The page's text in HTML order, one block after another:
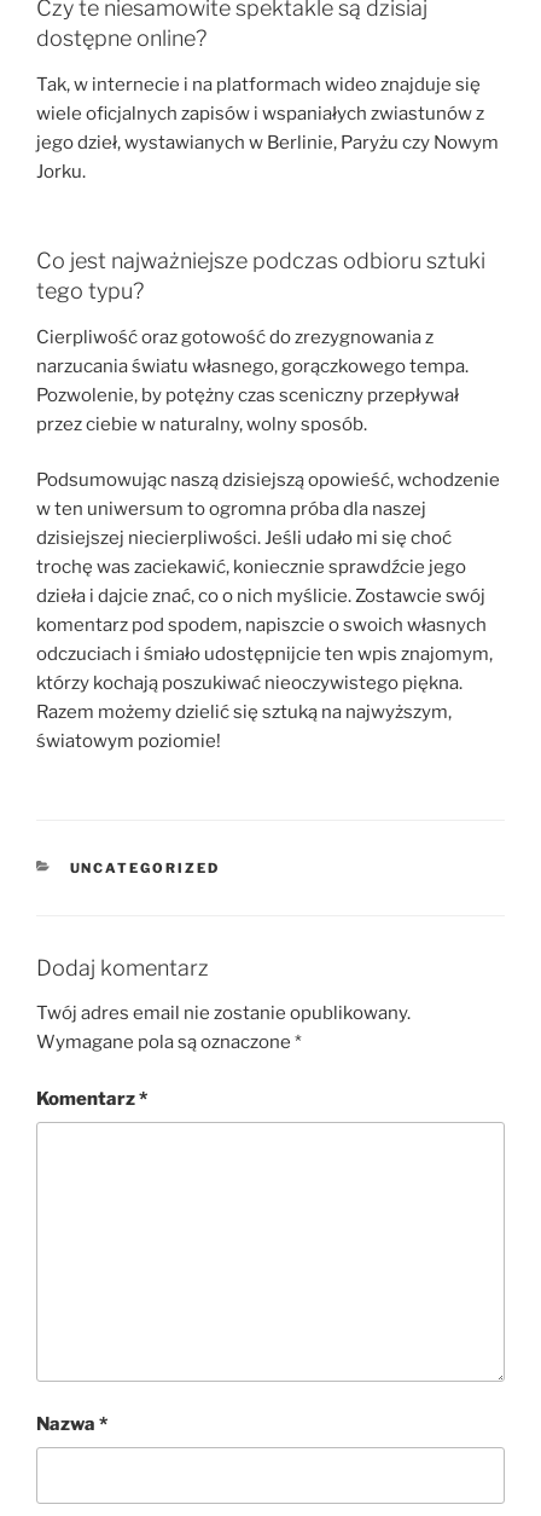
Czy te niesamowite spektakle są dzisiaj
dostępne online?
Tak, w internecie i na platformach wideo znajduje się
wiele oficjalnych zapisów i wspaniałych zwiastunów z
jego dzieł, wystawianych w Berlinie, Paryżu czy Nowym
Jorku.
Co jest najważniejsze podczas odbioru sztuki
tego typu?
Cierpliwość oraz gotowość do zrezygnowania z
narzucania światu własnego, gorączkowego tempa.
Pozwolenie, by potężny czas sceniczny przepływał
przez ciebie w naturalny, wolny sposób.
Podsumowując naszą dzisiejszą opowieść, wchodzenie
w ten uniwersum to ogromna próba dla naszej
dzisiejszej niecierpliwości. Jeśli udało mi się choć
trochę was zaciekawić, koniecznie sprawdźcie jego
dzieła i dajcie znać, co o nich myślicie. Zostawcie swój
komentarz pod spodem, napiszcie o swoich własnych
odczuciach i śmiało udostępnijcie ten wpis znajomym,
którzy kochają poszukiwać nieoczywistego piękna.
Razem możemy dzielić się sztuką na najwyższym,
światowym poziomie!
KATEGORIE
UNCATEGORIZED
Dodaj komentarz
Twój adres email nie zostanie opublikowany.
Wymagane pola są oznaczone *
Komentarz*
Nazwa *